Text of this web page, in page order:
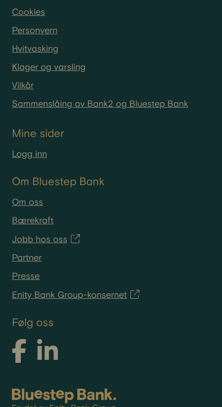
Cookies
Personvern
Hvitvasking
Klager og varsling
Vilkår
Sammenslåing av Bank2 og Bluestep Bank
Mine sider
Logg inn
Om Bluestep Bank
Om oss
Bærekraft
Jobb hos oss
Partner
Presse
Enity Bank Group-konsernet
Følg oss